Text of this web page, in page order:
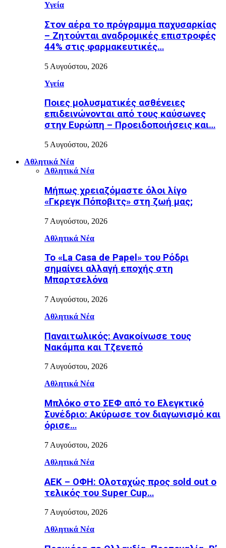
Υγεία
Στον αέρα το πρόγραμμα παχυσαρκίας
– Ζητούνται αναδρομικές επιστροφές
44% στις φαρμακευτικές…
5 Αυγούστου, 2026
Υγεία
Ποιες μολυσματικές ασθένειες
επιδεινώνονται από τους καύσωνες
στην Ευρώπη – Προειδοποιήσεις και…
5 Αυγούστου, 2026
Αθλητικά Νέα
Αθλητικά Νέα
Μήπως χρειαζόμαστε όλοι λίγο
«Γκρεγκ Πόποβιτς» στη ζωή μας;
7 Αυγούστου, 2026
Αθλητικά Νέα
Το «La Casa de Papel» του Ρόδρι
σημαίνει αλλαγή εποχής στη
Μπαρτσελόνα
7 Αυγούστου, 2026
Αθλητικά Νέα
Παναιτωλικός: Ανακοίνωσε τους
Νακάμπα και Τζενεπό
7 Αυγούστου, 2026
Αθλητικά Νέα
Μπλόκο στο ΣΕΦ από το Ελεγκτικό
Συνέδριο: Ακύρωσε τον διαγωνισμό και
όρισε…
7 Αυγούστου, 2026
Αθλητικά Νέα
ΑΕΚ – ΟΦΗ: Ολοταχώς προς sold out ο
τελικός του Super Cup…
7 Αυγούστου, 2026
Αθλητικά Νέα